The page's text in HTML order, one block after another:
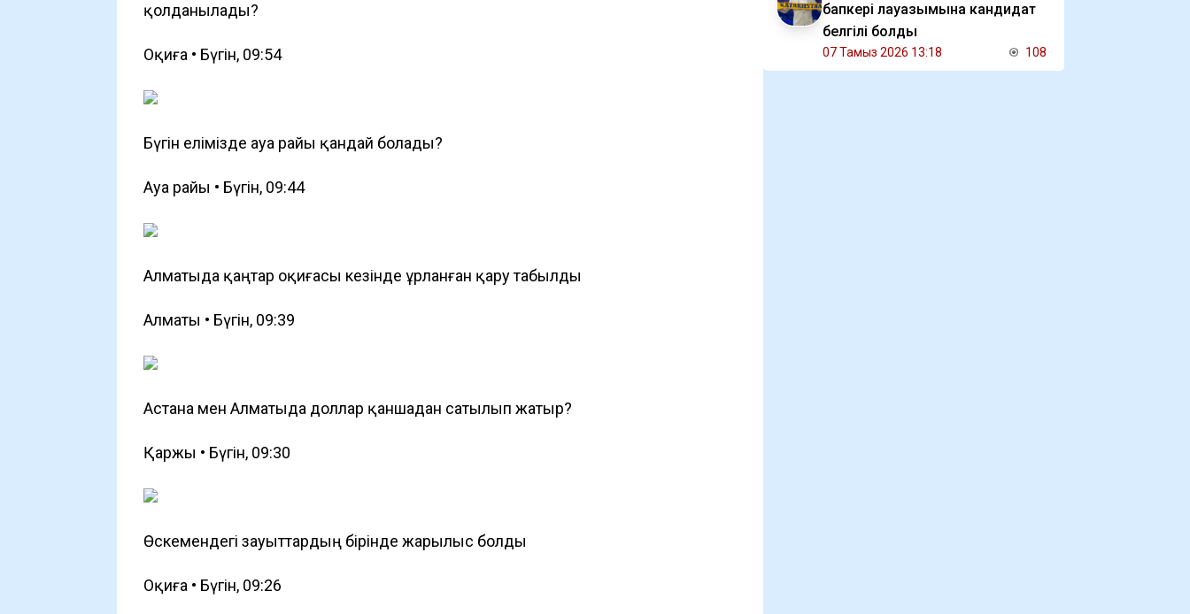
қолданылады?
Оқиға • Бүгін, 09:54
Бүгін елімізде ауа райы қандай болады?
Ауа райы • Бүгін, 09:44
Алматыда қаңтар оқиғасы кезінде ұрланған қару табылды
Алматы • Бүгін, 09:39
Астана мен Алматыда доллар қаншадан сатылып жатыр?
Қаржы • Бүгін, 09:30
Өскемендегі зауыттардың бірінде жарылыс болды
Оқиға • Бүгін, 09:26
бапкері лауазымына кандидат
белгілі болды
07 Тамыз 2026 13:18 108